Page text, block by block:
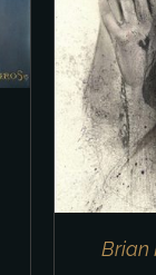
Brian
IN